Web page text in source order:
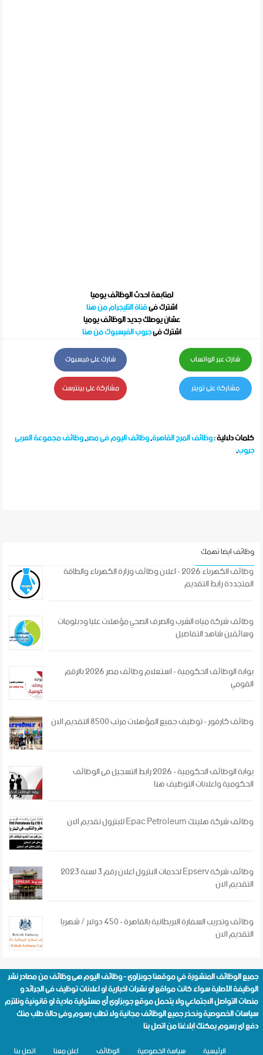
لمتابعة احدث الوظائف يوميا
اشترك فىقناة التليجرام من هنا
عشان يوصلك جديد الوظائف يوميا
اشترك فىجروب الفيسبوك من هنا
شارك عبر الواتساب
شارك على فيسبوك
مشاركة على تويتر
مشاركة على بينترست
كلمات دلالية :وظائف المرج القاهرة,وظائف اليوم فى مصر,وظائف مجموعة العربى
جروب,
وظائف ايضا تهمك
وظائف الكهرباء 2026 - اعلان وظائف وزارة الكهرباء والطاقة
المتجددة رابط التقديم
وظائف شركة مياه الشرب والصرف الصحي مؤهلات عليا ودبلومات
وسائقين شاهد التفاصيل
بوابة الوظائف الحكومية - استعلام وظائف مصر 2026 بالرقم
القومي
وظائف كارفور - توظيف جميع المؤهلات مرتب 8500 التقديم الان
بوابة الوظائف الحكومية - 2026 رابط التسجيل فى الوظائف
الحكومية واعلانات التوظيف هنا
وظائف شركة هلينك Epac Petroleum للبترول تقديم الان
وظائف شركة Epserv لخدمات البترول اعلان رقم 3 لسنة 2023
التقديم الان
وظائف وتدريب السفارة البريطانية بالقاهرة - 450 دولار / شهريا
التقديم الان
جميع الوظائف المنشورة في موقعناجوبزاوى - وظائف اليومهى وظائف من مصادر نشر
الوظيفة الأصلية سواء كانت مواقع او نشرات اخبارية او اعلانات توظيف فى الجرائد و
منصات التواصل الاجتماعي ولا يتحمل موقع جوبزاوى أى مسئولية مادية او قانونية ونلتزم
سياسات الخصوصيةونحذر جميع الوظائف مجانية ولا تطلب رسوم وفى حالة طلب منك
دفع اى رسوم يمكنك ابلاغنا مناتصل بنا
الرئيسية سياسة الخصوصية الوظائف اعلن معنا اتصل بنا